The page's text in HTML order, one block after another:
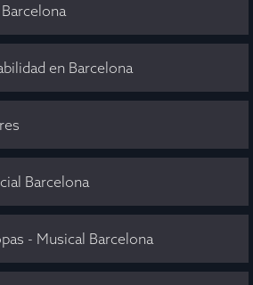
en Barcelona
Barcelona
- Musical Barcelona